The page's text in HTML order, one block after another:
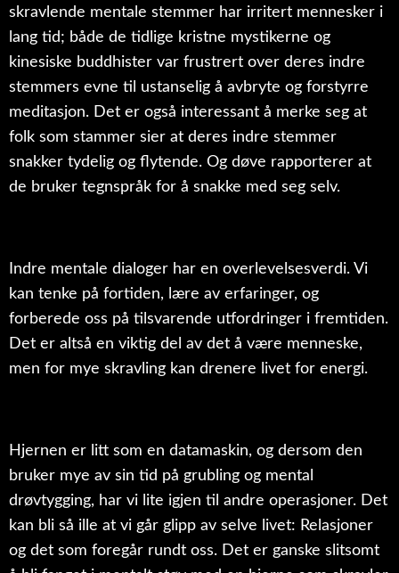
skravlende mentale stemmer har irritert mennesker i
lang tid; både de tidlige kristne mystikerne og
kinesiske buddhister var frustrert over deres indre
stemmers evne til ustanselig å avbryte og forstyrre
meditasjon. Det er også interessant å merke seg at
folk som stammer sier at deres indre stemmer
snakker tydelig og flytende. Og døve rapporterer at
de bruker tegnspråk for å snakke med seg selv.
Indre mentale dialoger har en overlevelsesverdi. Vi
kan tenke på fortiden, lære av erfaringer, og
forberede oss på tilsvarende utfordringer i fremtiden.
Det er altså en viktig del av det å være menneske,
men for mye skravling kan drenere livet for energi.
Hjernen er litt som en datamaskin, og dersom den
bruker mye av sin tid på grubling og mental
drøvtygging, har vi lite igjen til andre operasjoner. Det
kan bli så ille at vi går glipp av selve livet: Relasjoner
og det som foregår rundt oss. Det er ganske slitsomt